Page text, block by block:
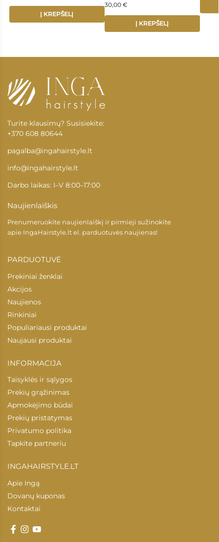
Į KREPŠELĮ
30,00 €
Į KREPŠELĮ
Turite klausimų? Susisiekite:
+370 608 80644
pagalba@ingahairstyle.lt
info@ingahairstyle.lt
Darbo laikas: I–V 8:00–17:00
Naujienlaiškis
Prenumeruokite naujienlaiškį ir pirmieji sužinokite
apie IngaHairstyle.ltel. parduotuvės naujienas!
PARDUOTUVĖ
Prekiniai ženklai
Akcijos
Naujienos
Rinkiniai
Populiariausi produktai
Naujausi produktai
INFORMACIJA
Taisyklės ir sąlygos
Prekių grąžinimas
Apmokėjimo būdai
Prekių pristatymas
Privatumo politika
Tapkite partneriu
INGAHAIRSTYLE.LT
Apie Ingą
Dovanų kuponas
Kontaktai